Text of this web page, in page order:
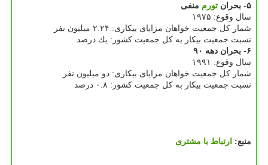
۵- بحران
تورم منفی
سال وقوع: ۱۹۷۵
شمار كل جمعیت خواهان مزایای بیكاری: ۲.۲۴ میلیون نفر
نسبت جمعیت بیكار به كل جمعیت كشور: یك درصد
۶- بحران دهه ۹۰
سال وقوع: ۱۹۹۱
شمار كل جمعیت خواهان مزایای بیكاری: دو میلیون نفر
نسبت جمعیت بیكار به كل جمعیت كشور: ۰.۸ درصد
منبع: ارتباط با مشتری